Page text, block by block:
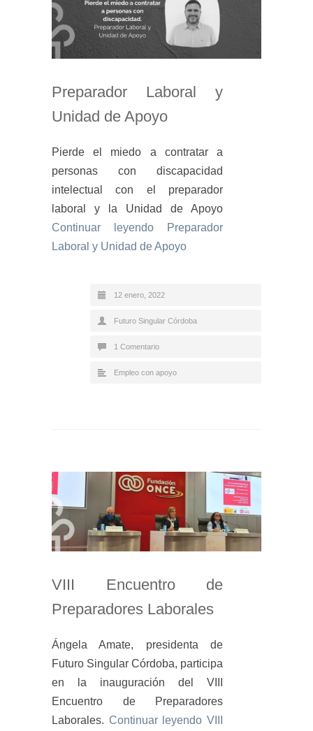
Preparador Laboral y
Unidad de Apoyo
Pierde el miedo a contratar a
personas con discapacidad
intelectual con el preparador
laboral y la Unidad de Apoyo
Continuar leyendo Preparador
Laboral y Unidad de Apoyo
12 enero, 2022
Futuro Singular Córdoba
1 Comentario
Empleo con apoyo
VIII Encuentro de
Preparadores Laborales
Ángela Amate, presidenta de
Futuro Singular Córdoba, participa
en la inauguración del VIII
Encuentro de Preparadores
Laborales. Continuar leyendo VIII